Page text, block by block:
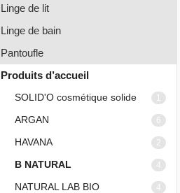
Linge de lit
Linge de bain
Pantoufle
Produits d’accueil
SOLID'O cosmétique solide 1
ARGAN 6
HAVANA 2
B NATURAL
NATURAL LAB BIO